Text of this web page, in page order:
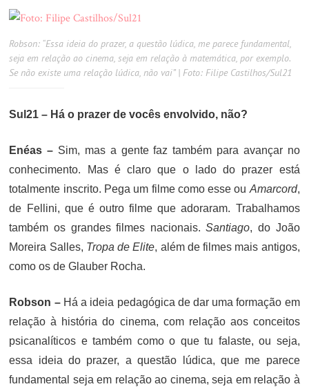
Robson: “Essa ideia do prazer, a questão lúdica, me parece fundamental,
seja em relação ao cinema, seja em relação à matemática, por exemplo.
Se não existe uma relação lúdica, não vai” | Foto: Filipe Castilhos/Sul21
Sul21 – Há o prazer de vocês envolvido, não?
Enéas – Sim, mas a gente faz também para avançar no
conhecimento. Mas é claro que o lado do prazer está
totalmente inscrito. Pega um filme como esse ou Amarcord,
de Fellini, que é outro filme que adoraram. Trabalhamos
também os grandes filmes nacionais.Santiago, do João
Moreira Salles, Tropa de Elite, além de filmes mais antigos,
como os de Glauber Rocha.
Robson –Há a ideia pedagógica de dar uma formação em
relação à história do cinema, com relação aos conceitos
psicanalíticos e também como o que tu falaste, ou seja,
essa ideia do prazer, a questão lúdica, que me parece
fundamental seja em relação ao cinema, seja em relação à